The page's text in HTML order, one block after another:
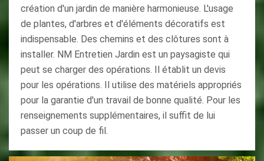
création d'un jardin de manière harmonieuse. L'usage
de plantes, d'arbres et d'éléments décoratifs est
indispensable. Des chemins et des clôtures sont à
installer. NM Entretien Jardin est un paysagiste qui
peut se charger des opérations. Il établit un devis
pour les opérations. Il utilise des matériels appropriés
pour la garantie d'un travail de bonne qualité. Pour les
renseignements supplémentaires, il suffit de lui
passer un coup de fil.